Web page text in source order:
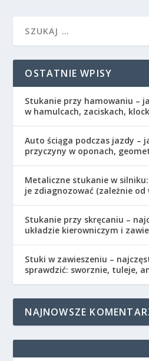
OSTATNIE WPISY
Stukanie przy hamowaniu –
w hamulcach, zaciskach,
Auto ściąga podczas jazdy –
przyczyny w oponach,
Metaliczne stukanie w
je zdiagnozować (zależnie
Stukanie przy skręcaniu –
układzie kierowniczym i
Stuki w zawieszeniu –
sprawdzić: sworznie, tuleje,
NAJNOWSZE